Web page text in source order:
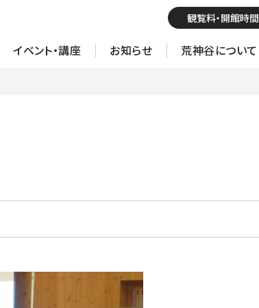
観覧料・開館時間
イベント・講座 お知らせ 荒神谷について